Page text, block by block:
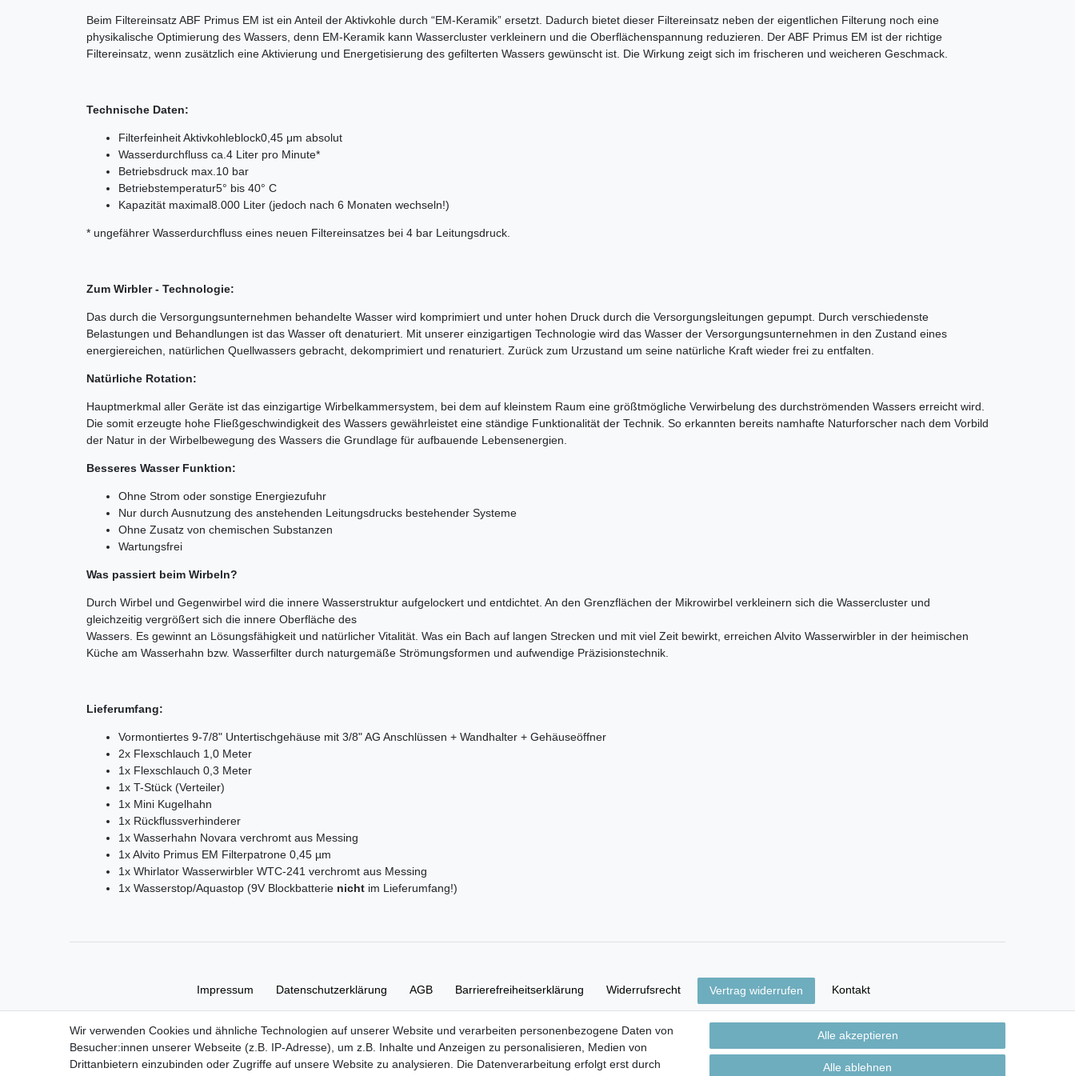
Beim Filtereinsatz ABF Primus EM ist ein Anteil der Aktivkohle durch “EM-Keramik” ersetzt. Dadurch bietet dieser Filtereinsatz neben der eigentlichen Filterung noch eine
physikalische Optimierung des Wassers, denn EM-Keramik kann Wassercluster verkleinern und die Oberflächenspannung reduzieren. Der ABF Primus EM ist der richtige
Filtereinsatz, wenn zusätzlich eine Aktivierung und Energetisierung des gefilterten Wassers gewünscht ist. Die Wirkung zeigt sich im frischeren und weicheren Geschmack.
Technische Daten:
Filterfeinheit Aktivkohleblock0,45 μm absolut
Wasserdurchfluss ca.4 Liter pro Minute*
Betriebsdruck max.10 bar
Betriebstemperatur5° bis 40° C
Kapazität maximal8.000 Liter (jedoch nach 6 Monaten wechseln!)
* ungefährer Wasserdurchfluss eines neuen Filtereinsatzes bei 4 bar Leitungsdruck.
Zum Wirbler - Technologie:
Das durch die Versorgungsunternehmen behandelte Wasser wird komprimiert und unter hohen Druck durch die Versorgungsleitungen gepumpt. Durch verschiedenste
Belastungen und Behandlungen ist das Wasser oft denaturiert. Mit unserer einzigartigen Technologie wird das Wasser der Versorgungsunternehmen in den Zustand eines
energiereichen, natürlichen Quellwassers gebracht, dekomprimiert und renaturiert. Zurück zum Urzustand um seine natürliche Kraft wieder frei zu entfalten.
Natürliche Rotation:
Hauptmerkmal aller Geräte ist das einzigartige Wirbelkammersystem, bei dem auf kleinstem Raum eine größtmögliche Verwirbelung des durchströmenden Wassers erreicht wird.
Die somit erzeugte hohe Fließgeschwindigkeit des Wassers gewährleistet eine ständige Funktionalität der Technik. So erkannten bereits namhafte Naturforscher nach dem Vorbild
der Natur in der Wirbelbewegung des Wassers die Grundlage für aufbauende Lebensenergien.
Besseres Wasser Funktion:
Ohne Strom oder sonstige Energiezufuhr
Nur durch Ausnutzung des anstehenden Leitungsdrucks bestehender Systeme
Ohne Zusatz von chemischen Substanzen
Wartungsfrei
Was passiert beim Wirbeln?
Durch Wirbel und Gegenwirbel wird die innere Wasserstruktur aufgelockert und entdichtet. An den Grenzflächen der Mikrowirbel verkleinern sich die Wassercluster und
gleichzeitig vergrößert sich die innere Oberfläche des
Wassers. Es gewinnt an Lösungsfähigkeit und natürlicher Vitalität. Was ein Bach auf langen Strecken und mit viel Zeit bewirkt, erreichen Alvito Wasserwirbler in der heimischen
Küche am Wasserhahn bzw. Wasserfilter durch naturgemäße Strömungsformen und aufwendige Präzisionstechnik.
Lieferumfang:
Vormontiertes 9-7/8" Untertischgehäuse mit 3/8" AG Anschlüssen + Wandhalter + Gehäuseöffner
2x Flexschlauch 1,0 Meter
1x Flexschlauch 0,3 Meter
1x T-Stück (Verteiler)
1x Mini Kugelhahn
1x Rückflussverhinderer
1x Wasserhahn Novara verchromt aus Messing
1x Alvito Primus EM Filterpatrone 0,45 µm
1x Whirlator Wasserwirbler WTC-241 verchromt aus Messing
1x Wasserstop/Aquastop (9V Blockbatterie nicht im Lieferumfang!)
Impressum Daten­schutz­erklärung AGB Barrierefreiheitserklärung Widerrufs­recht Vertrag widerrufen Kontakt
Versand- & Zahlungsbedingungen
Wir verwenden Cookies und ähnliche Technologien auf unserer Website und verarbeiten personenbezogene Daten von
Besucher:innen unserer Webseite (z.B. IP-Adresse), um z.B. Inhalte und Anzeigen zu personalisieren, Medien von
Drittanbietern einzubinden oder Zugriffe auf unsere Website zu analysieren. Die Datenverarbeitung erfolgt erst durch
Alle akzeptieren
Alle ablehnen